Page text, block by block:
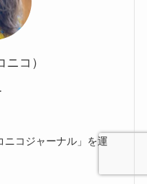
コ）
ニコジャーナル」を運